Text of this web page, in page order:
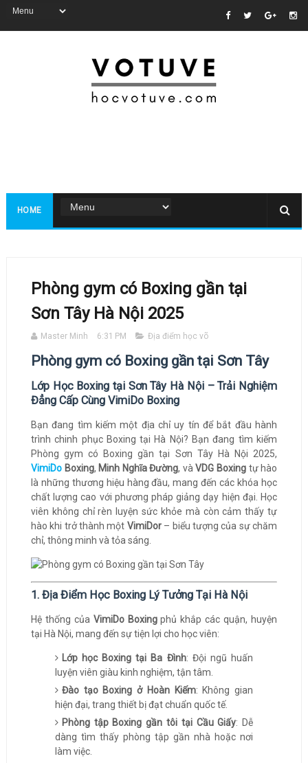
HOME
Phòng gym có Boxing gần tại
Sơn Tây Hà Nội 2025
Master Minh 6:31 PM Địa điểm học võ
Phòng gym có Boxing gần tại Sơn Tây
Lớp Học Boxing tại Sơn Tây Hà Nội – Trải Nghiệm
Đẳng Cấp Cùng VimiDo Boxing
Bạn đang tìm kiếm một địa chỉ uy tín để bắt đầu hành
trình chinh phục Boxing tại Hà Nội? Bạn đang tìm kiếm
Phòng gym có Boxing gần tại Sơn Tây Hà Nội 2025,
VimiDoBoxing, Minh Nghĩa Đường, vàVDG Boxingtự hào
là những thương hiệu hàng đầu, mang đến các khóa học
chất lượng cao với phương pháp giảng dạy hiện đại. Học
viên không chỉ rèn luyện sức khỏe mà còn cảm thấy tự
hào khi trở thành một VimiDor– biểu tượng của sự chăm
chỉ, thông minh và tỏa sáng.
1. Địa Điểm Học Boxing Lý Tưởng Tại Hà Nội
Hệ thống của VimiDo Boxingphủ khắp các quận, huyện
tại Hà Nội, mang đến sự tiện lợi cho học viên:
Lớp học Boxing tại Ba Đình: Đội ngũ huấn
luyện viên giàu kinh nghiệm, tận tâm.
Đào tạo Boxing ở Hoàn Kiếm: Không gian
hiện đại, trang thiết bị đạt chuẩn quốc tế.
Phòng tập Boxing gần tôi tại Cầu Giấy: Dễ
dàng tìm thấy phòng tập gần nhà hoặc nơi
làm việc.